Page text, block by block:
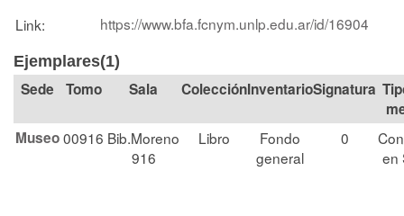
Link: https://www.bfa.fcnym.unlp.edu.ar/id/16904
Ejemplares(1)
Tomo Sala Colección Signatura
Museo00916 Bib.Moreno
916
Libro
Fondo
general
0
en